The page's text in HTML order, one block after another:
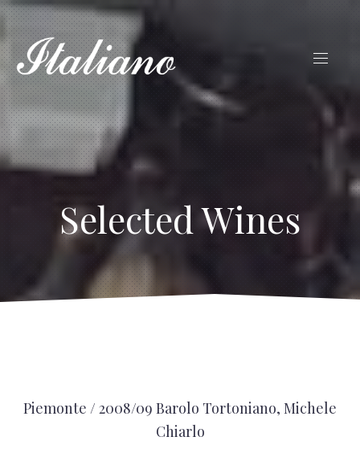
Selected Wines
Piemonte / 2008/09 Barolo Tortoniano, Michele
Chiarlo